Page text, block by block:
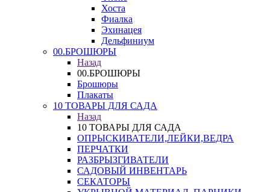
Хоста
Фиалка
Эхинацея
Дельфиниум
00.БРОШЮРЫ
Назад
00.БРОШЮРЫ
Брошюры
Плакаты
10 ТОВАРЫ ДЛЯ САДА
Назад
10 ТОВАРЫ ДЛЯ САДА
ОПРЫСКИВАТЕЛИ,ЛЕЙКИ,ВЕДРА
ПЕРЧАТКИ
РАЗБРЫЗГИВАТЕЛИ
САДОВЫЙ ИНВЕНТАРЬ
СЕКАТОРЫ